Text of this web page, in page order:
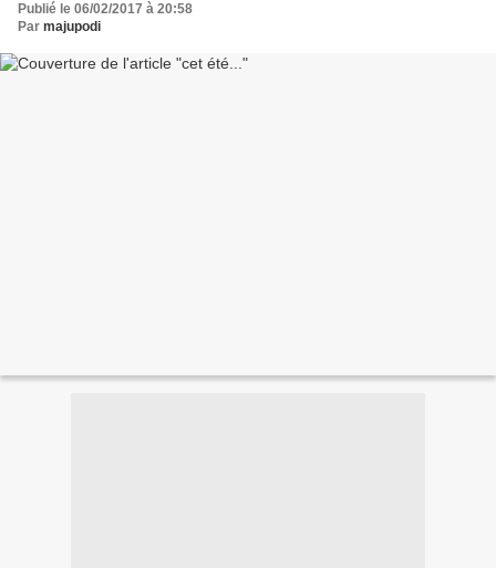
Publié le 06/02/2017 à 20:58
Par majupodi